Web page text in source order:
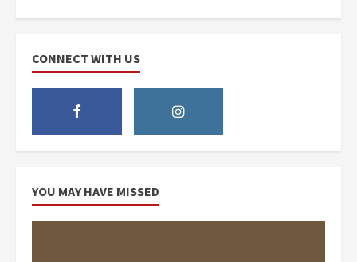
CONNECT WITH US
YOU MAY HAVE MISSED